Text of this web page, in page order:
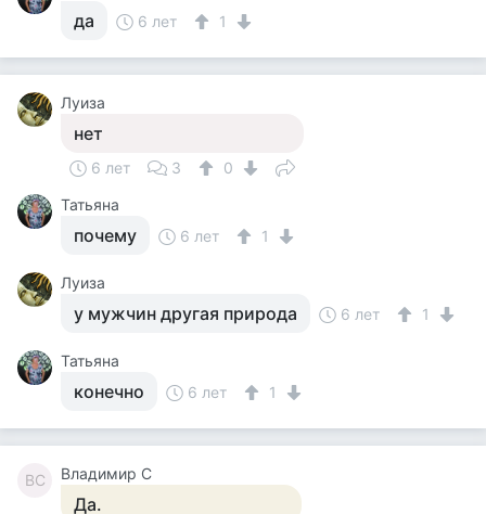
да 6 лет 1
Луиза
нет
6 лет 3
0
Татьяна
почему 6 лет 1
Луиза
у мужчин другая природа 6 лет 1
Татьяна
конечно 6 лет 1
ВС Владимир С
Да.